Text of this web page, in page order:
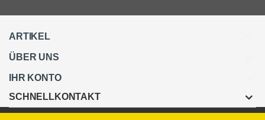
ARTIKEL
ÜBER UNS
IHR KONTO
SCHNELLKONTAKT